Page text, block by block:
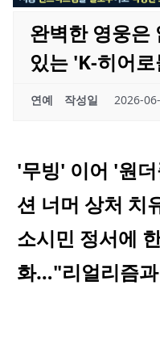
완벽한 영웅
있는 'K-히어
연예 작성일 2026-
'무빙' 이어 '원
션 너머 상처 치
소시민 정서에
화…"리얼리즘